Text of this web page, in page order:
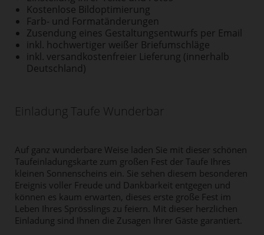
Kostenlose Bildoptimierung
Farb- und Formatänderungen
Zusendung eines Gestaltungsentwurfs per Email
inkl. hochwertiger weißer Briefumschläge
inkl. versandkostenfreier Lieferung (innerhalb
Deutschland)
Einladung Taufe Wunderbar
Auf ganz wunderbare Weise laden Sie mit dieser schönen
Taufeinladungskarte zum großen Fest der Taufe Ihres
kleinen Sonnenscheins ein. Sie sehen diesem besonderen
Ereignis voller Freude und Dankbarkeit entgegen und
können es kaum erwarten, dieses erste große Fest im
Leben Ihres Sprösslings zu feiern. Mit dieser herzlichen
Einladung sind Ihnen die Zusagen Ihrer Gäste garantiert.